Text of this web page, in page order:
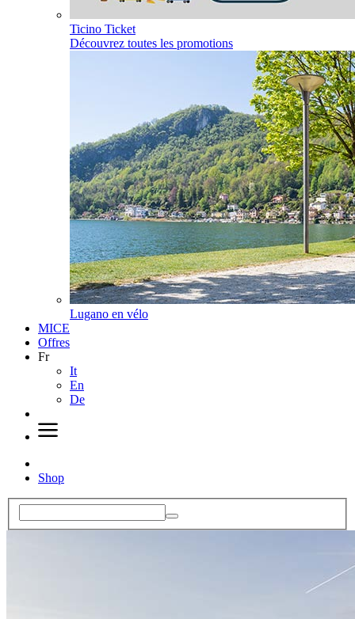
Ticino Ticket
Découvrez toutes les promotions
Lugano en vélo
MICE
Offres
Fr
It
En
De
Shop